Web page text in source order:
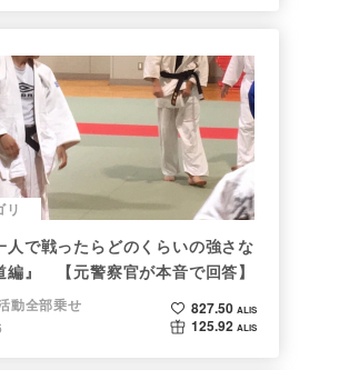
リ
人で戦ったらどのくらいの強さな
編』 【元警察官が本音で回答】
動全部乗せ
827.50 ALIS
125.92 ALIS